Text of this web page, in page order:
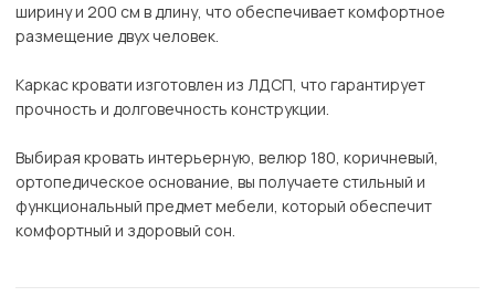
ширину и 200 см в длину, что обеспечивает комфортное
размещение двух человек.
Каркас кровати изготовлен из ЛДСП, что гарантирует
прочность и долговечность конструкции.
Выбирая кровать интерьерную, велюр 180, коричневый,
ортопедическое основание, вы получаете стильный и
функциональный предмет мебели, который обеспечит
комфортный и здоровый сон.